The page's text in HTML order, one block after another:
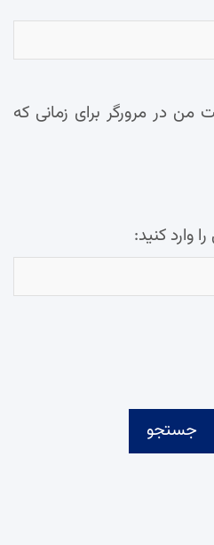
من در مرورگر برای زمانی که
وارد کنید:
جستجو